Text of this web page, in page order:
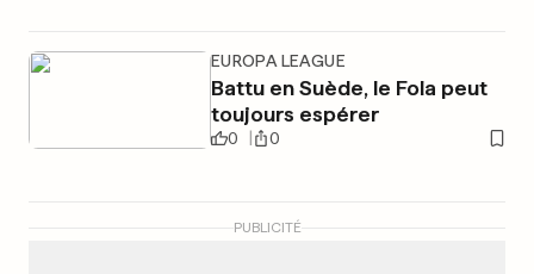
EUROPA LEAGUE
Battu en Suède, le Fola peut
toujours espérer
0 0
PUBLICITÉ